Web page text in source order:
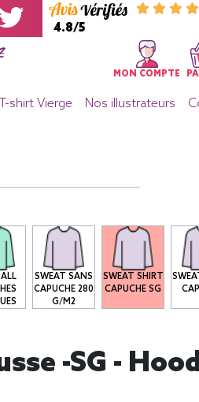
4.8/5
MON COMPTE
T-shirt Vierge Nos illustrateurs
SWEAT SANS
CAPUCHE 280
G/M2
SWEAT SHIRT
CAPUCHE SG
-SG -